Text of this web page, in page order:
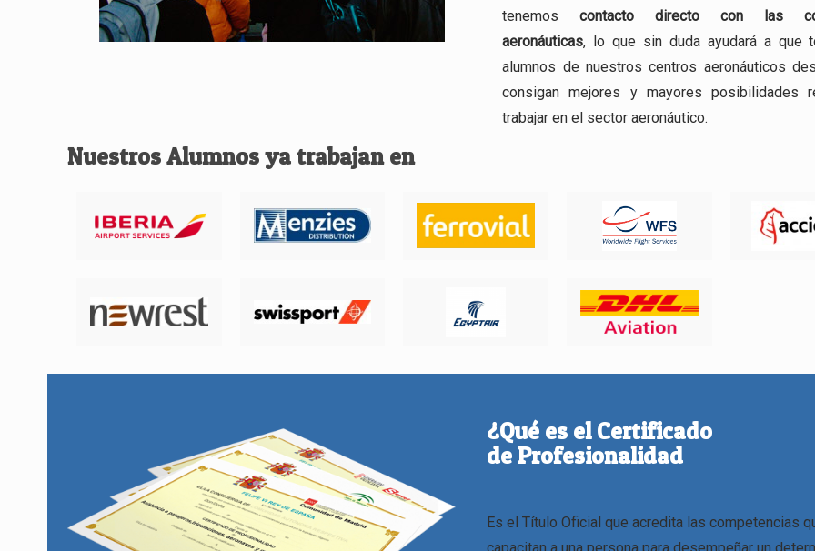
tenemoscontacto directo con las
aeronáuticas, lo que sin duda ayudará a que
alumnos de nuestros centros aeronáuticos
consigan mejores y mayores posibilidades
trabajar en el sector aeronáutico.
Nuestros Alumnos ya trabajan en
¿Qué es el Certificado
de Profesionalidad
Es el Título Oficial que acredita las competencias
capacitan a una persona para desempeñar un